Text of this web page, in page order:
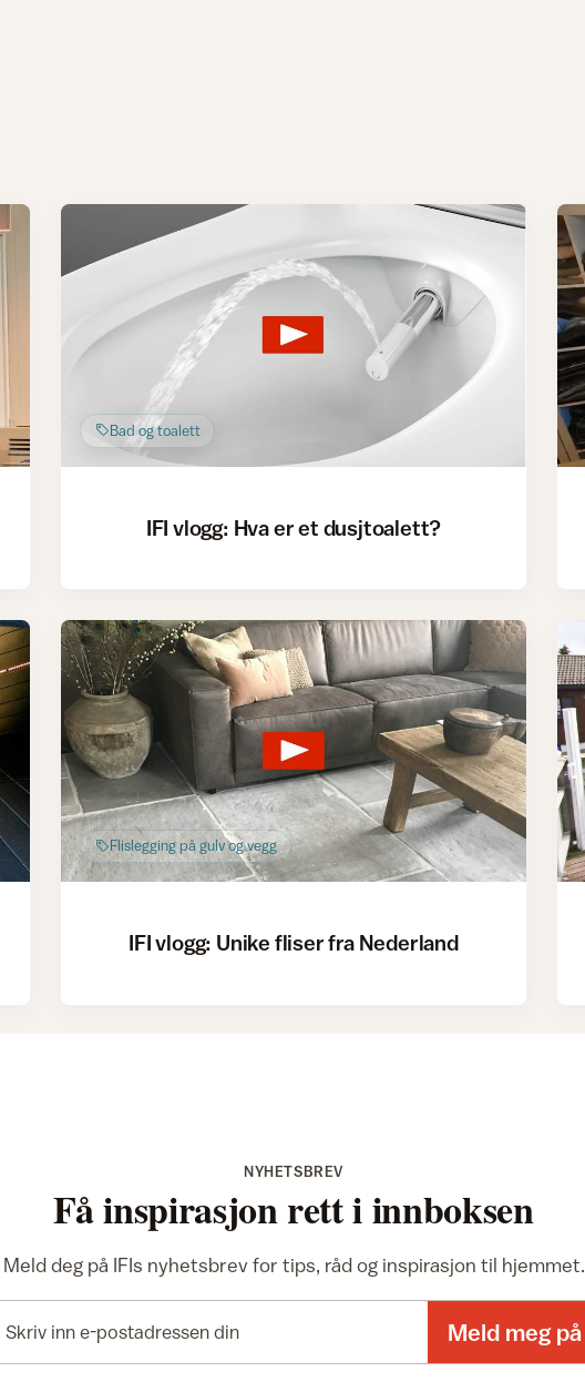
Bad og toalett
IFI vlogg: Hva er et dusjtoalett?
Flislegging på gulv og vegg
IFI vlogg: Unike fliser fra Nederland
NYHETSBREV
Få inspirasjon rett i innboksen
Meld deg på IFIs nyhetsbrev for tips, råd og inspirasjon til hjemmet.
Meld meg på